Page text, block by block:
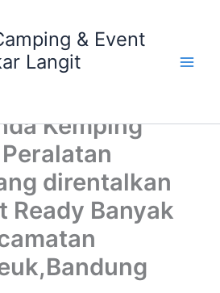
& Event
Langit
Kemping
direntalkan
Ready Banyak